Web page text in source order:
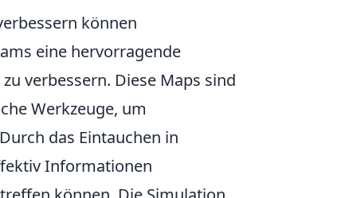
können
eine hervorragende
verbessern. Diese Maps sind
Werkzeuge, um
das Eintauchen in
Informationen